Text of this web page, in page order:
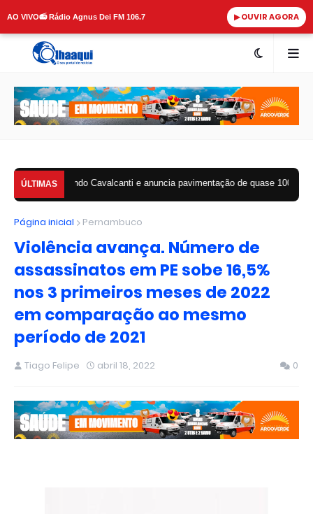
AO VIVO📻 Rádio Agnus Dei FM 106.7 ▶ OUVIR AGORA
ÚLTIMAS
Cavalcanti e anuncia pavimentação de quase 100 ruas em Arcoverde
Página inicial Pernambuco
Violência avança. Número de
assassinatos em PE sobe 16,5%
nos 3 primeiros meses de 2022
em comparação ao mesmo
período de 2021
Tiago Felipe abril 18, 2022 0